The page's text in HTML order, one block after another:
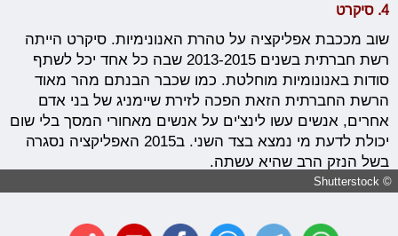
4. סיקרט
שוב מככבת אפליקציה על טהרת האנונימיות. סיקרט הייתה
רשת חברתית בשנים 2013-2015 שבה כל אחד יכל לשתף
סודות באנונומיות מוחלטת. כמו שכבר הבנתם מהר מאוד
הרשת החברתית הזאת הפכה לזירת שיימניג של בני אדם
אחרים, אנשים עשו לינצ'ים על אנשים מאחורי המסך בלי שום
יכולת לדעת מי נמצא בצד השני. ב2015 האפליקציה נסגרה
בשל הנזק הרב שהיא עשתה.
© Shutterstock